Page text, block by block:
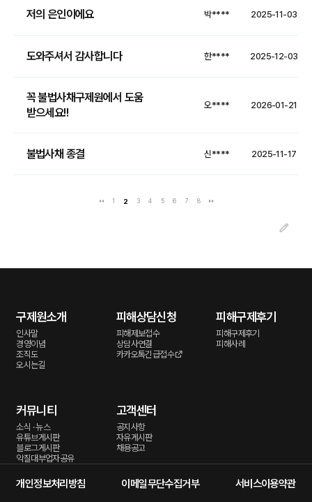
저의 은인이에요 박**** 2025-11-03
도와주셔서 감사합니다 한**** 2025-12-03
꼭 불법사채구제원에서 도움
받으세요!!
오**** 2026-01-21
불법사채 종결 신**** 2025-11-17
1 2 3 4 5 6 7 8
구제원소개
인사말
경영이념
조직도
오시는길
피해상담신청
피해제보접수
상담사연결
카카오톡긴급접수
피해구제후기
피해구제후기
피해사례
커뮤니티
소식 · 뉴스
유튜브게시판
블로그게시판
악질대부업자공유
고객센터
공지사항
자유게시판
채용공고
개인정보처리방침 이메일무단수집거부 서비스이용약관